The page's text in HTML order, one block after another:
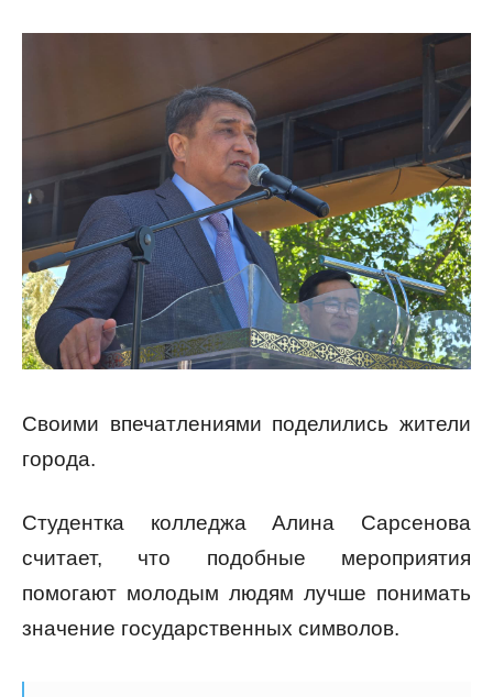
Своими впечатлениями поделились жители
города.
Студентка колледжа Алина Сарсенова
считает, что подобные мероприятия
помогают молодым людям лучше понимать
значение государственных символов.